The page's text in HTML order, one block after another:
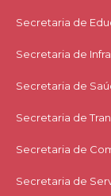
Secretaria de
Secretaria de
Secretaria de
Secretaria de
Secretaria de
Secretaria de